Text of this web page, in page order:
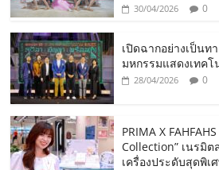
30/04/2026 0
เปิดฉากอย่างเป็นท
มหกรรมแสดงเทค
28/04/2026 0
PRIMA X
Collection” เนรมิ
เครื่องประดับสุดพิเ